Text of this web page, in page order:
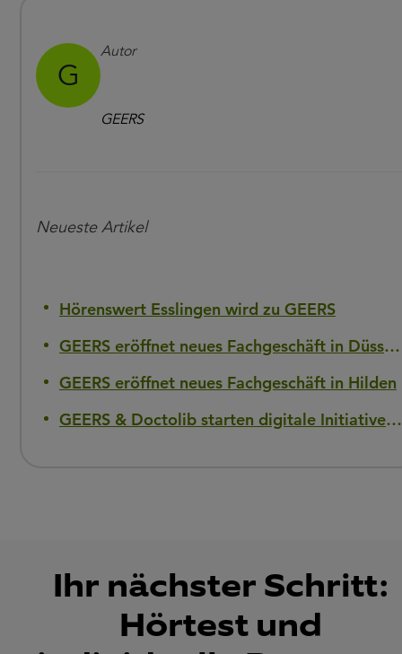
G
Autor
GEERS
Neueste Artikel
Hörenswert Esslingen wird zu GEERS
GEERS eröffnet neues Fachgeschäft in Düsseldorf-Flingern
GEERS eröffnet neues Fachgeschäft in Hilden
GEERS & Doctolib starten digitale Initiative gegen Hörverlust
Ihr nächster Schritt:
Hörtest und